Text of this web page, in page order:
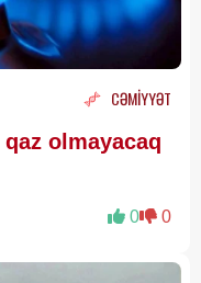
CƏMİYYƏT
qaz olmayacaq
0 0